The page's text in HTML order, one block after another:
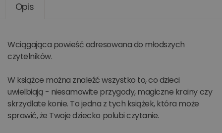
Opis
Wciągająca powieść adresowana do młodszych
czytelników.
W książce można znaleźć wszystko to, co dzieci
uwielbiają - niesamowite przygody, magiczne krainy czy
skrzydlate konie. To jedna z tych książek, która może
sprawić, że Twoje dziecko polubi czytanie.